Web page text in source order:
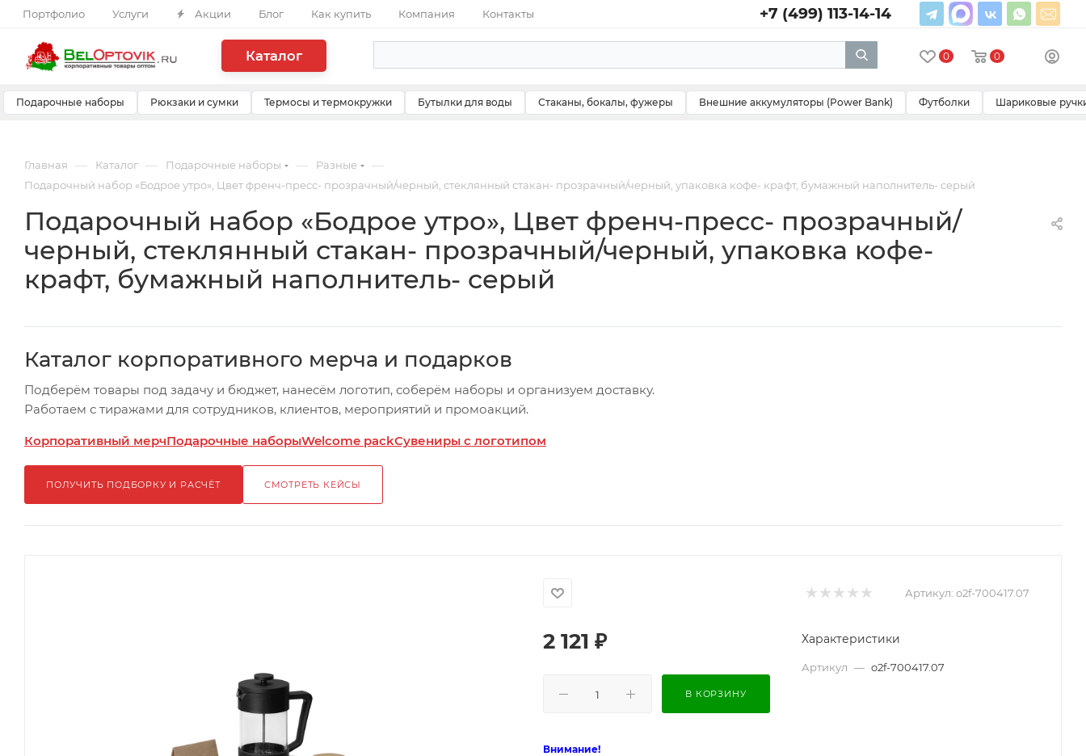
Портфолио Услуги Акции Блог Как купить Компания Контакты +7 (499) 113-14-14
Каталог 0 0
Подарочные наборы Рюкзаки и сумки Термосы и термокружки Бутылки для воды Стаканы, бокалы, фужеры Внешние аккумуляторы (Power Bank) Футболки Шариковые
Главная — Каталог — Подарочные наборы — Разные —
Подарочный набор «Бодрое утро», Цвет френч-пресс- прозрачный/черный, стеклянный стакан- прозрачный/черный, упаковка кофе- крафт, бумажный наполнитель- серый
Подарочный набор «Бодрое утро», Цвет френч-пресс- прозрачный/
черный, стеклянный стакан- прозрачный/черный, упаковка кофе-
крафт, бумажный наполнитель- серый
Каталог корпоративного мерча и подарков
Подберём товары под задачу и бюджет, нанесём логотип, соберём наборы и организуем доставку.
Работаем с тиражами для сотрудников, клиентов, мероприятий и промоакций.
Корпоративный мерчПодарочные наборыWelcome packСувениры с логотипом
ПОЛУЧИТЬ ПОДБОРКУ И РАСЧЁТ СМОТРЕТЬ КЕЙСЫ
Артикул: o2f-700417.07
2 121 ₽
В КОРЗИНУ
Характеристики
Артикул — o2f-700417.07
Внимание!